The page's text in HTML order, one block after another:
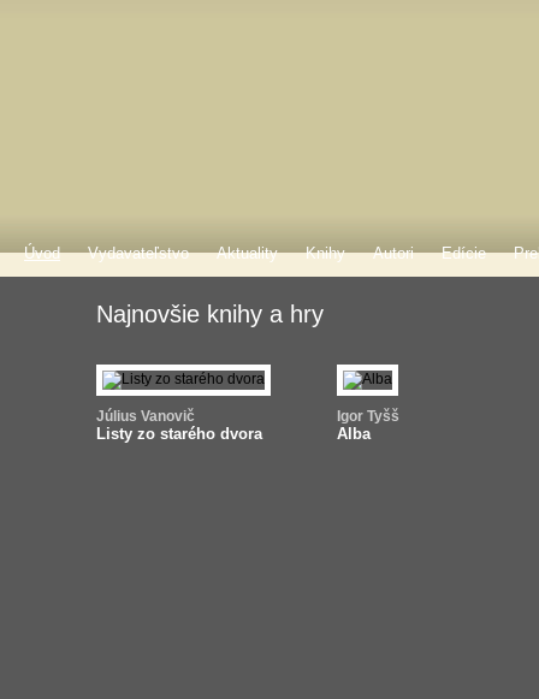
Úvod Vydavateľstvo Aktuality Knihy Autori Edície
Najnovšie knihy a hry
Július Vanovič
Listy zo starého dvora
Igor Tyšš
Alba